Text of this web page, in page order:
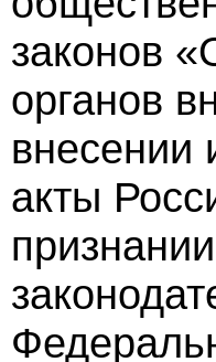
законов
органов
внесении
акты